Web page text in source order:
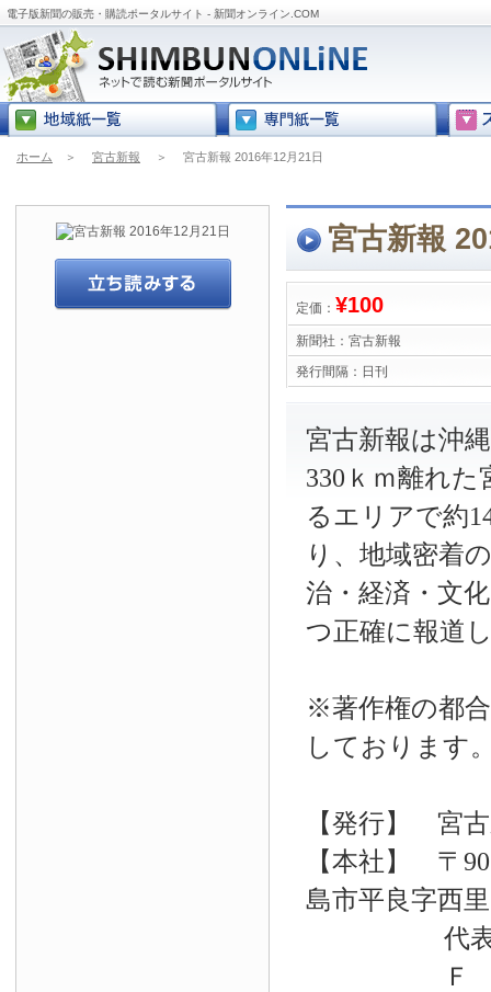
電子版新聞の販売・購読ポータルサイト - 新聞オンライン.COM
ホーム ＞ 宮古新報 ＞ 宮古新報 2016年12月21日
宮古新報
定価： ¥100
新聞社： 宮古新報
発行間隔： 日刊
宮古新報は沖
330ｋｍ離れ
るエリアで約
り、地域密着
治・経済・文
つ正確に報道
※著作権の都
しております
【発行】 宮
【本社】 〒
島市平良字西
代表電話
Ｆ Ａ